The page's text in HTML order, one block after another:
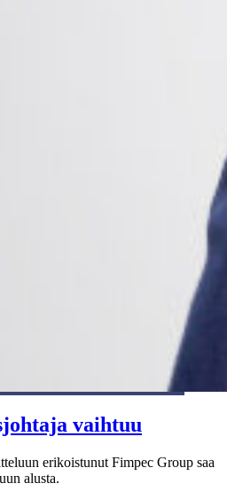
vaihtuu
erikoistunut Fimpec Group saa
alusta.